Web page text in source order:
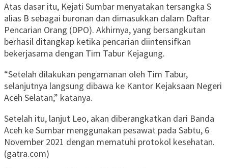
Atas dasar itu, Kejati Sumbar menyatakan tersangka S
alias B sebagai buronan dan dimasukkan dalam Daftar
Pencarian Orang (DPO). Akhirnya, yang bersangkutan
berhasil ditangkap ketika pencarian diintensifkan
bekerjasama dengan Tim Tabur Kejagung.
“Setelah dilakukan pengamanan oleh Tim Tabur,
selanjutnya langsung dibawa ke Kantor Kejaksaan Negeri
Aceh Selatan,” katanya.
Setelah itu, lanjut Leo, akan diberangkatkan dari Banda
Aceh ke Sumbar menggunakan pesawat pada Sabtu, 6
November 2021 dengan mematuhi protokol kesehatan.
(gatra.com)